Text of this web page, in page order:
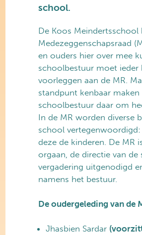
school.
De Koos Meindertsschool
Medezeggenschapsraad
en ouders hier over mee
schoolbestuur moet ieder
voorleggen aan de MR.
standpunt kenbaar
schoolbestuur daar om
In de MR worden diverse
school
deze de kinderen. De MR
orgaan, de directie van
vergadering uitgenodigd
namens het bestuur.
De oudergeleding van de
Jhasbien Sardar